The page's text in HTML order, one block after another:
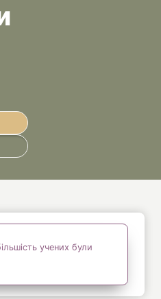
учених були